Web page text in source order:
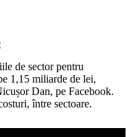
de sector pentru
1,15 miliarde de lei,
Dan, pe Facebook.
între sectoare.